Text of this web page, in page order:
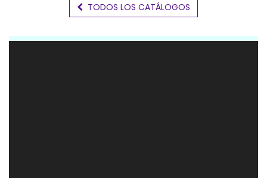
TODOS LOS CATÁ​​​​LOGOS